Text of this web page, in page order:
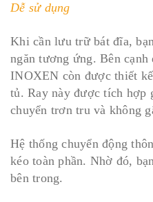
Dễ sử dụng
Khi cần lưu trữ bát đĩa,
ngăn tương ứng. Bên
INOXEN còn được thiết
tủ. Ray này được tích hợp
chuyển trơn tru và không
Hệ thống chuyển động
kéo toàn phần. Nhờ đó,
bên trong.